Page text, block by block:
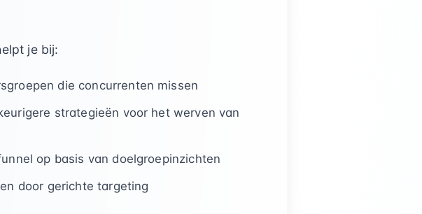
je bij:
die concurrenten missen
strategieën voor het werven van
op basis van doelgroepinzichten
door gerichte targeting